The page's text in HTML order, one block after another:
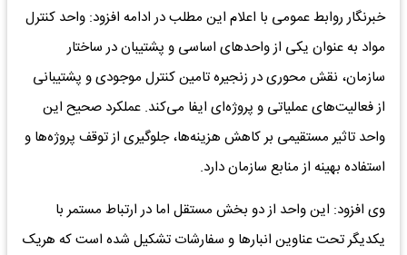
خبرنگار روابط عمومی با اعلام این مطلب در ادامه افزود: واحد کنترل
مواد به عنوان یکی از واحدهای اساسی و پشتیبان در ساختار
سازمان، نقش محوری در زنجیره تامین کنترل موجودی و پشتیبانی
از فعالیت‌های عملیاتی و پروژه‌ای ایفا می‌کند. عملکرد صحیح این
واحد تاثیر مستقیمی بر کاهش هزینه‌ها، جلوگیری از توقف پروژه‌ها و
استفاده بهینه از منابع سازمان دارد.
وی افزود: این واحد از دو بخش مستقل اما در ارتباط مستمر با
یکدیگر تحت عناوین انبارها و سفارشات تشکیل شده است که هریک